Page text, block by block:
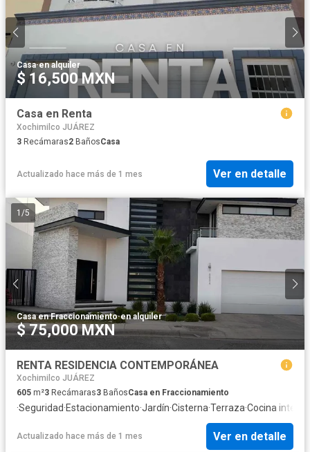
Casa·en alquiler
$ 16,500 MXN
Casa en Renta
Xochimilco JUÁREZ
3 Recámaras2 BañosCasa
Actualizado hace más de 1 mes Ver en detalle
1 /5
Casa en Fraccionamiento·en alquiler
$ 75,000 MXN
RENTA RESIDENCIA CONTEMPORÁNEA
Xochimilco JUÁREZ
605 m²3 Recámaras3 BañosCasa en Fraccionamiento
·Seguridad·Estacionamiento·Jardín·Cisterna·Terraza·Cocina
Actualizado hace más de 1 mes Ver en detalle